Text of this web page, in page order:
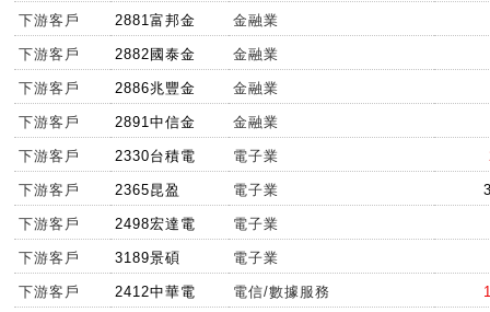
下游客戶 2881富邦金 金融業
下游客戶 2882國泰金 金融業
下游客戶 2886兆豐金 金融業
下游客戶 2891中信金 金融業
下游客戶 2330台積電 電子業
下游客戶 2365昆盈 電子業
下游客戶 2498宏達電 電子業
下游客戶 3189景碩 電子業
下游客戶 2412中華電 電信/數據服務